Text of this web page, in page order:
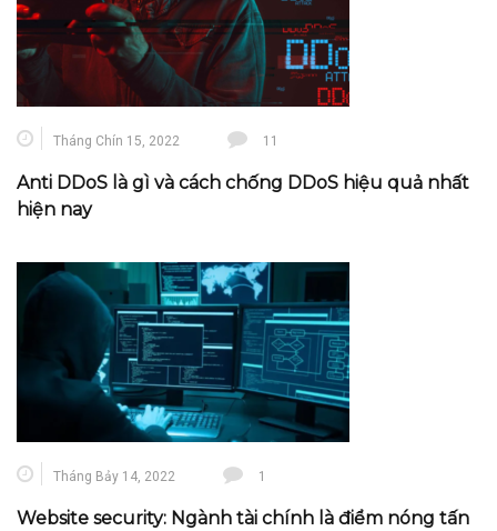
Tháng Chín 15, 2022 11
Anti DDoS là gì và cách chống DDoS hiệu quả nhất
hiện nay
Tháng Bảy 14, 2022 1
Website security: Ngành tài chính là điểm nóng tấn